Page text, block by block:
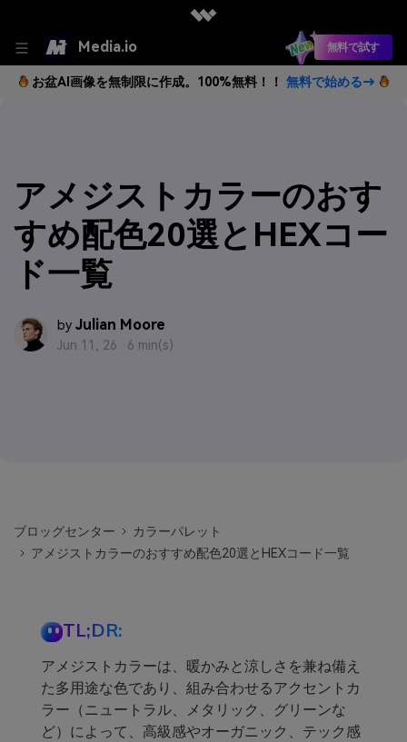
Media.io 無料で試す
お盆AI画像を無制限に作成。100%無料！！ 無料で始める→
アメジストカラーのおす
すめ配色20選とHEXコー
ド一覧
by Julian Moore
Jun 11, 26 · 6 min(s)
ブロッグセンター
カラーパレット
アメジストカラーのおすすめ配色20選とHEXコード一覧
TL;DR:
アメジストカラーは、暖かみと涼しさを兼ね備え
た多用途な色であり、組み合わせるアクセントカ
ラー（ニュートラル、メタリック、グリーンな
ど）によって、高級感やオーガニック、テック感